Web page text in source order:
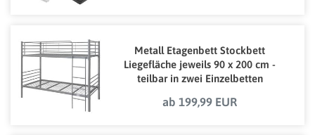
Metall Etagenbett Stockbett
Liegefläche jeweils 90 x 200 cm -
teilbar in zwei Einzelbetten
ab 199,99 EUR